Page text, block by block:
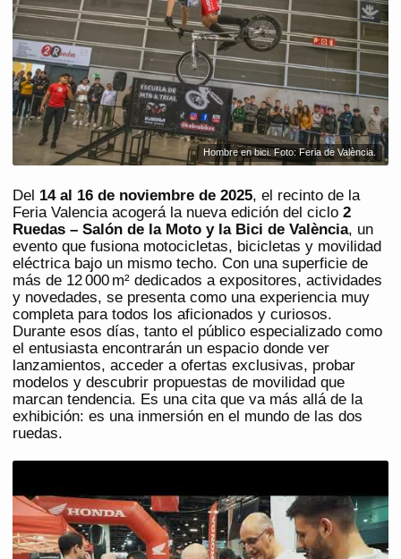
Hombre en bici. Foto: Feria de València.
Del 14 al 16 de noviembre de 2025, el recinto de la
Feria Valencia acogerá la nueva edición del ciclo 2
Ruedas – Salón de la Moto y la Bici de València, un
evento que fusiona motocicletas, bicicletas y movilidad
eléctrica bajo un mismo techo. Con una superficie de
más de 12 000 m² dedicados a expositores, actividades
y novedades, se presenta como una experiencia muy
completa para todos los aficionados y curiosos.
Durante esos días, tanto el público especializado como
el entusiasta encontrarán un espacio donde ver
lanzamientos, acceder a ofertas exclusivas, probar
modelos y descubrir propuestas de movilidad que
marcan tendencia. Es una cita que va más allá de la
exhibición: es una inmersión en el mundo de las dos
ruedas.